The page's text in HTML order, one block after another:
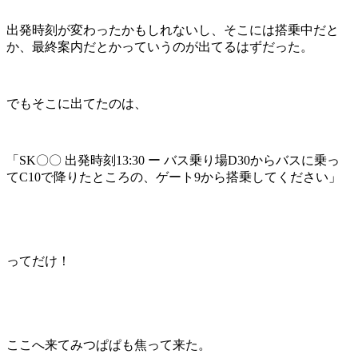
出発時刻が変わったかもしれないし、そこには搭乗中だと
か、最終案内だとかっていうのが出てるはずだった。
でもそこに出てたのは、
「SK〇〇 出発時刻13:30 ー バス乗り場D30からバスに乗っ
てC10で降りたところの、ゲート9から搭乗してください」
ってだけ！
ここへ来てみつぱぱも焦って来た。